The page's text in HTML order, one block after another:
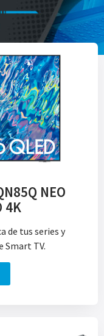
NEO
4K
de tus series y
Smart TV.